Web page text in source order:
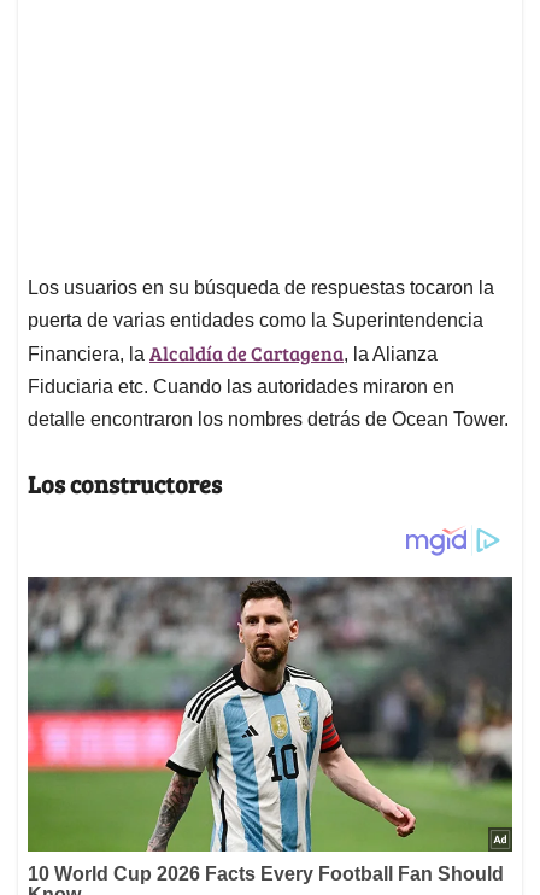
Los usuarios en su búsqueda de respuestas tocaron la
puerta de varias entidades como la Superintendencia
Financiera, la Alcaldía de Cartagena, la Alianza
Fiduciaria etc. Cuando las autoridades miraron en
detalle encontraron los nombres detrás de Ocean Tower.
Los constructores